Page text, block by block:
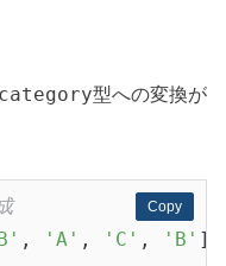
category型への変換が
Copy
Copy
, 'A' , 'C' , 'B' ]